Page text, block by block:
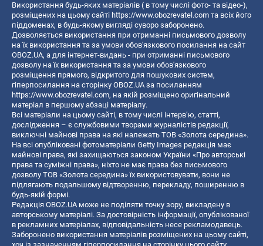
Використання будь-яких матеріалів ( в тому числі фото- та відео-),
розміщених на цьому сайті https://www.obozrevatel.com та всіх його
піддоменах, в будь-якому вигляді суворо заборонено.
Дозволяється використання при отриманні письмового дозволу
на їх використання та за умови обов'язкового посилання на сайт
OBOZ.UA, а для інтернет-видань - при отриманні письмового
дозволу на їх використання та за умови обов'язкового
розміщення прямого, відкритого для пошукових систем,
гіперпосилання на сторінку OBOZ.UA за посиланням
https://www.obozrevatel.com, на якій розміщено оригінальний
матеріал в першому абзаці матеріалу.
Всі матеріали на цьому сайті, в тому числі інтерв’ю, статті,
дослідження – є службовими творами журналістів редакції,
виключні майнові права на які належать ТОВ «Золота середина».
На всі опубліковані фотоматеріали Getty Images редакція має
майнові права, які захищаються законом України «Про авторські
права та суміжні права», ніхто не має права без письмового
дозволу ТОВ «Золота середина» їх використовувати, вони не
підлягають подальшому відтворенню, перекладу, поширенню в
будь-якій формі.
Редакція OBOZ.UA може не поділяти точку зору, викладену в
авторському матеріалі. За достовірність інформації, опублікованої
в рекламних матеріалах, відповідальність несе рекламодавець.
Заборонено використання матеріалів розміщених на цьому сайті,